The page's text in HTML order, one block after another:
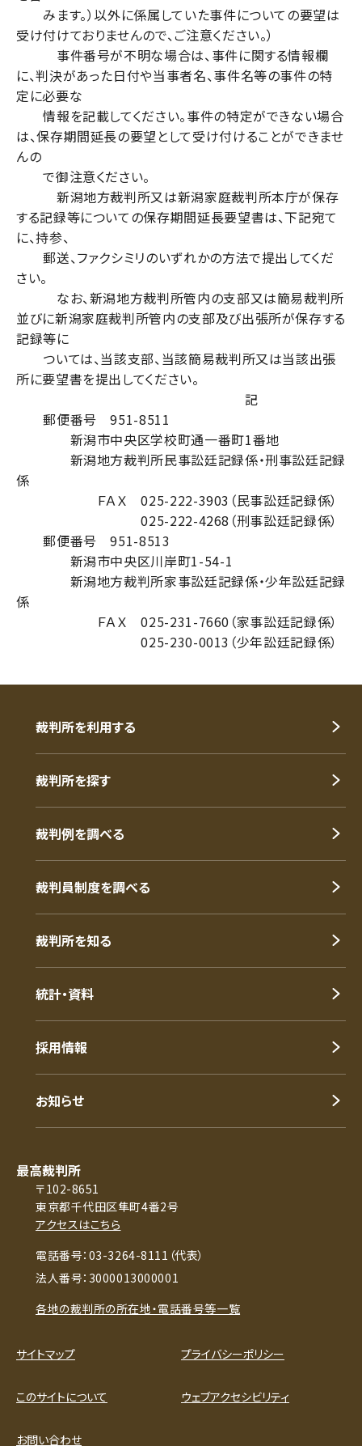
みます。）以外に係属していた事件についての要望は
受け付けておりませんので、ご注意ください。）
事件番号が不明な場合は、事件に関する情報欄
に、判決があった日付や当事者名、事件名等の事件の特
定に必要な
情報を記載してください。事件の特定ができない場合
は、保存期間延長の要望として受け付けることができませ
んの
で御注意ください。
新潟地方裁判所又は新潟家庭裁判所本庁が保存
する記録等についての保存期間延長要望書は、下記宛て
に、持参、
郵送、ファクシミリのいずれかの方法で提出してくだ
さい。
なお、新潟地方裁判所管内の支部又は簡易裁判所
並びに新潟家庭裁判所管内の支部及び出張所が保存する
記録等に
ついては、当該支部、当該簡易裁判所又は当該出張
所に要望書を提出してください。
記
郵便番号 951-8511
新潟市中央区学校町通一番町1番地
新潟地方裁判所民事訟廷記録係・刑事訟廷記録
係
ＦＡＸ 025-222-3903（民事訟廷記録係）
025-222-4268（刑事訟廷記録係）
郵便番号 951-8513
新潟市中央区川岸町1-54-1
新潟地方裁判所家事訟廷記録係・少年訟廷記録
係
ＦＡＸ 025-231-7660（家事訟廷記録係）
025-230-0013（少年訟廷記録係）
裁判所を利用する
裁判所を探す
裁判例を調べる
裁判員制度を調べる
裁判所を知る
統計・資料
採用情報
お知らせ
最高裁判所
〒102-8651
東京都千代田区隼町4番2号
アクセスはこちら
電話番号：03-3264-8111（代表）
法人番号：3000013000001
各地の裁判所の所在地・電話番号等一覧
サイトマップ プライバシーポリシー
このサイトについて ウェブアクセシビリティ
お問い合わせ